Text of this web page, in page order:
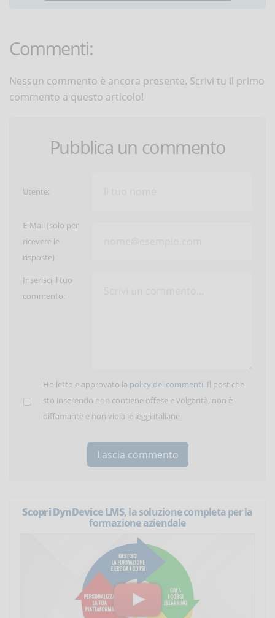
Commenti:
Nessun commento è ancora presente. Scrivi tu il primo
commento a questo articolo!
Pubblica un commento
Utente:
E-Mail (solo per
ricevere le
risposte)
Inserisci il tuo
commento:
Ho letto e approvato la policy dei commenti. Il post che
sto inserendo non contiene offese e volgarità, non è
diffamante e non viola le leggi italiane.
Scopri DynDevice LMS, la soluzione completa per la
formazione aziendale